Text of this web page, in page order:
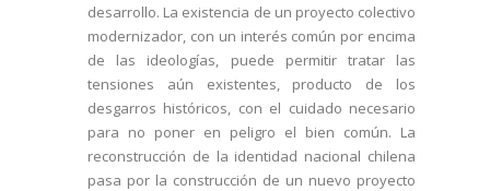
desarrollo. La existencia de un proyecto colectivo
modernizador, con un interés común por encima
de las ideologías, puede permitir tratar las
tensiones aún existentes, producto de los
desgarros históricos, con el cuidado necesario
para no poner en peligro el bien común. La
reconstrucción de la identidad nacional chilena
pasa por la construcción de un nuevo proyecto